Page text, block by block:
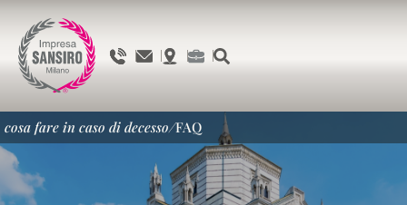
cosa fare in caso di decesso/FAQ